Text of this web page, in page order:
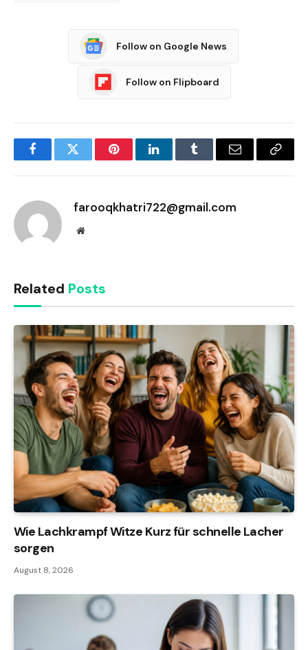
Follow on Google News
Follow on Flipboard
FacebookTwitter PinterestLinkedInTumblr Email
Copy
farooqkhatri722@gmail.com
Website
Related Posts
Wie Lachkrampf Witze Kurz für schnelle Lacher
sorgen
August 8, 2026